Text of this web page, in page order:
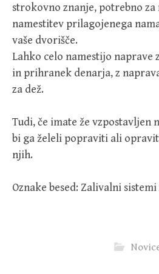
strokovno znanje, potrebno
namestitev prilagojenega
vaše dvorišče.
Lahko celo namestijo naprave
in prihranek denarja, z
za dež.
Tudi, če imate že vzpostavljen
bi ga želeli popraviti ali
njih.
Oznake besed: Zalivalni